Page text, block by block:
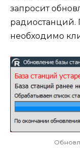
запросит
радиостанций.
необходимо